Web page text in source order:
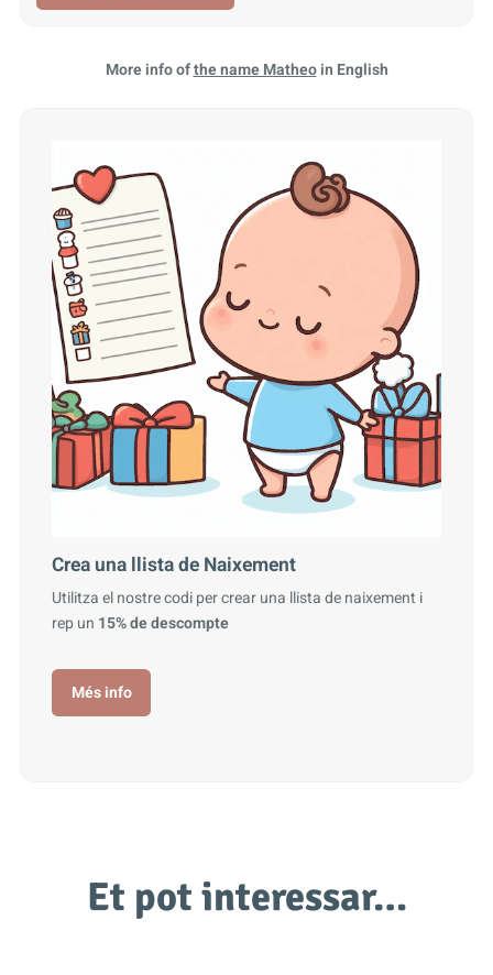
More info ofthe name Matheoin English
Crea una llista de Naixement
Utilitza el nostre codi per crear una llista de naixement i
rep un 15% de descompte
Més info
Et pot interessar…